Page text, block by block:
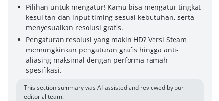
Pilihan untuk mengatur! Kamu bisa mengatur tingkat
kesulitan dan input timing sesuai kebutuhan, serta
menyesuaikan resolusi grafis.
Pengaturan resolusi yang makin HD? Versi Steam
memungkinkan pengaturan grafis hingga anti-
aliasing maksimal dengan performa ramah
spesifikasi.
This section summary was AI-assisted and reviewed by our
editorial team.